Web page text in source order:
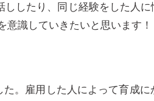
ししたり、同じ経験をした人
識していきたいと思います！
。雇用した人によって育成